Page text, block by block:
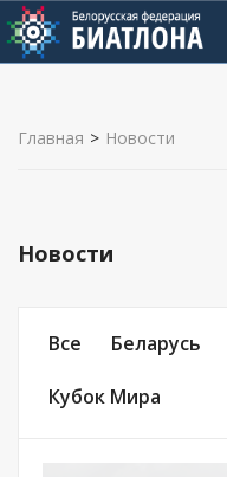
Главная > Новости
Новости
Все Беларусь
Кубок Мира